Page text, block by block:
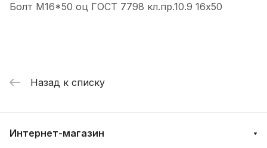
Болт М16*50 оц ГОСТ 7798 кл.пр.10.9 16х50
Назад к списку
Интернет-магазин